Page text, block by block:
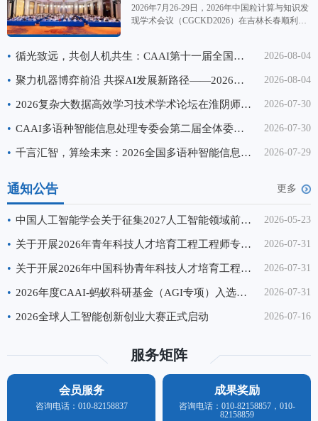
2026年7月26-29日，2026年中国粒计算与知识发
现学术会议（CGCKD2026）在吉林长春顺利召
议、第十四届三支决策学术会议，由中国人工智
专委会协办，国际粗糙集学会支持，长春师范大
学与长春理工大学联合承办。来自全国百余所高
校、科研院所的500余名专家学者、
• 循光致远，共创人机共生：CAAI第十一届全国大数据与社会计算学术会议（CAAI BDSC2026）在重庆成功召开 2026-08-04
• 聚力机器博弈前沿 共探AI发展新路径——2026中国机器博弈学术会议顺利举办 2026-08-04
• 2026复杂大数据高效学习技术学术论坛在淮阴师范学院成功举办 2026-07-30
• CAAI多语种智能信息处理专委会第二届全体委员大会暨换届会议顺利召开 2026-07-30
• 千言汇智，算绘未来：2026全国多语种智能信息处理会议（IMLIP 2026）成功举办 2026-07-29
通知公告 更多
• 中国人工智能学会关于征集2027人工智能领域前沿科学问题、工程技术难题和产业技术问题的通知 2026-05-23
• 关于开展2026年青年科技人才培育工程工程师专项计划申报工作的通知 2026-07-31
• 关于开展2026年中国科协青年科技人才培育工程博士生专项计划推荐工作的通知 2026-07-31
• 2026年度CAAI-蚂蚁科研基金（AGI专项）入选名单公示 2026-07-31
• 2026全球人工智能创新创业大赛正式启动 2026-07-16
服务矩阵
会员服务
咨询电话：010-82158837
成果奖励
咨询电话：010-82158857，010-
82158859